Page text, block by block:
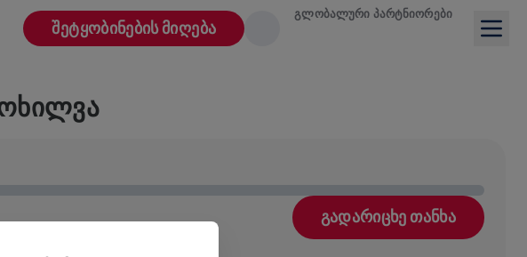
ᲨᲔᲢᲧᲝᲑᲘᲜᲔᲑᲘᲡ ᲛᲘᲦᲔᲑᲐ
ᲒᲚᲝᲑᲐᲚᲣᲠᲘ ᲞᲐᲠᲢᲜᲘᲝᲠᲔᲑᲘ
ᲒᲐᲓᲐᲠᲘᲪᲮᲔ ᲗᲐᲜᲮᲐ